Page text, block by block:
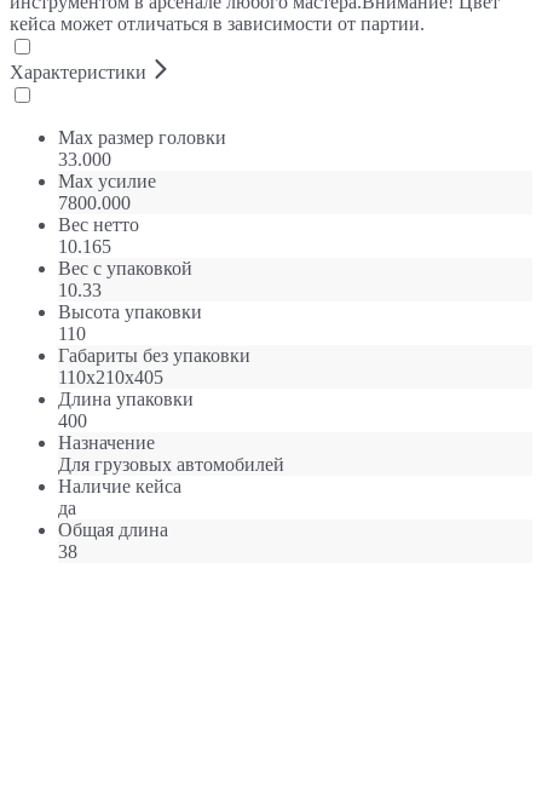
кейса может отличаться в зависимости от партии.
Характеристики
Max размер головки
33.000
Max усилие
7800.000
Вес нетто
10.165
Вес с упаковкой
10.33
Высота упаковки
110
Габариты без упаковки
110х210х405
Длина упаковки
400
Назначение
Для грузовых автомобилей
Наличие кейса
да
Общая длина
38